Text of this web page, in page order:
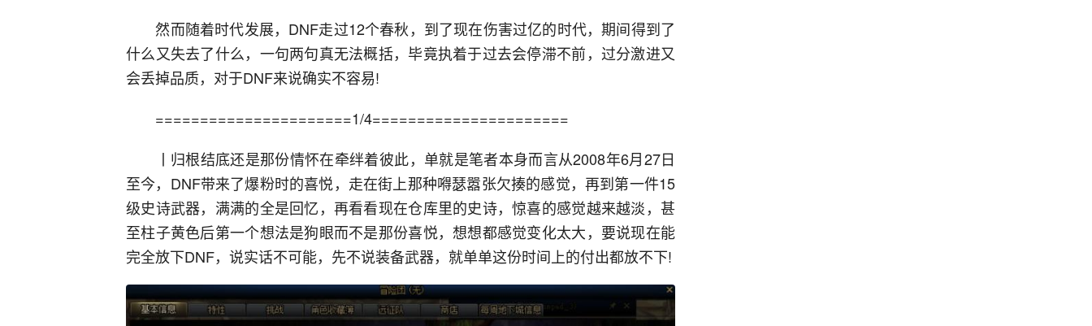
然而随着时代发展，DNF走过12个春秋，到了现在伤害过亿的时代，期间得到了
什么又失去了什么，一句两句真无法概括，毕竟执着于过去会停滞不前，过分激进又
会丢掉品质，对于DNF来说确实不容易!
======================1/4======================
丨归根结底还是那份情怀在牵绊着彼此，单就是笔者本身而言从2008年6月27日
至今，DNF带来了爆粉时的喜悦，走在街上那种嘚瑟嚣张欠揍的感觉，再到第一件15
级史诗武器，满满的全是回忆，再看看现在仓库里的史诗，惊喜的感觉越来越淡，甚
至柱子黄色后第一个想法是狗眼而不是那份喜悦，想想都感觉变化太大，要说现在能
完全放下DNF，说实话不可能，先不说装备武器，就单单这份时间上的付出都放不下!